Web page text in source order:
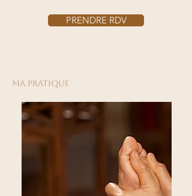
PRENDRE RDV
MA PRaTIQUE